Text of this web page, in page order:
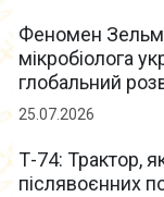
Феномен
мікробіолога
глобальний
25.07.2026
Т-74: Трактор,
післявоєнних